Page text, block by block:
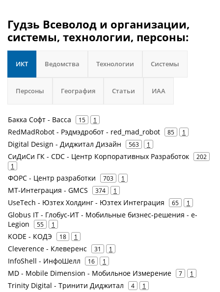
Гудзь Всеволод и организации,
системы, технологии, персоны:
ИКТ Ведомства Технологии Системы
Персоны География Статьи ИАА
Бакка Софт - Bacca 15 1
RedMadRobot - Рэдмэдробот - red_mad_robot 85 1
Digital Design - Диджитал Дизайн 563 1
СиДиСи ГК - CDC - Центр Корпоративных Разработок
202
1
ФОРС - Центр разработки 703 1
МТ-Интеграция - GMCS 374 1
UseTech - Юзтех Холдинг - Юзтех Интеграция 65 1
Globus IT - Глобус-ИТ - Мобильные бизнес-решения - e-
Legion
55 1
KODE - КОДЭ 18 1
Cleverence - Клеверенс 31 1
InfoShell - ИнфоШелл 16 1
MD - Mobile Dimension - Мобильное Измерение 7 1
Trinity Digital - Тринити Диджитал 4 1